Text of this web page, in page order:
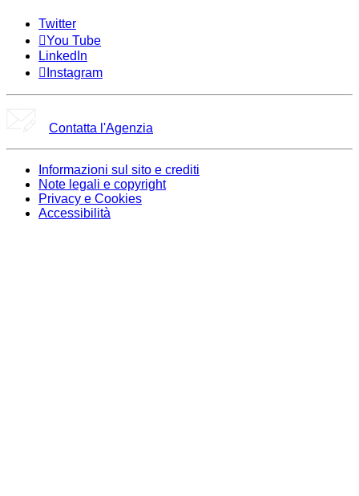
Twitter
You Tube
LinkedIn
Instagram
Contatta l'Agenzia
Informazioni sul sito e crediti
Note legali e copyright
Privacy e Cookies
Accessibilità